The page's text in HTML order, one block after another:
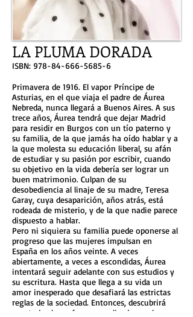
LA PLUMA DORADA
ISBN: 978-84-666-5685-6
Primavera de 1916. El vapor Príncipe de
Asturias, en el que viaja el padre de Áurea
Nebreda, nunca llegará a Buenos Aires. A sus
trece años, Áurea tendrá que dejar Madrid
para residir en Burgos con un tío paterno y
su familia, de la que jamás ha oído hablar y a
la que molesta su educación liberal, su afán
de estudiar y su pasión por escribir, cuando
su objetivo en la vida debería ser lograr un
buen matrimonio. Culpan de su
desobediencia al linaje de su madre, Teresa
Garay, cuya desaparición, años atrás, está
rodeada de misterio, y de la que nadie parece
dispuesto a hablar.
Pero ni siquiera su familia puede oponerse al
progreso que las mujeres impulsan en
España en los años veinte. A veces
abiertamente, a veces a escondidas, Áurea
intentará seguir adelante con sus estudios y
su escritura. Hasta que llega a su vida un
amor inesperado que desafiará las estrictas
reglas de la sociedad. Entonces, descubrirá
que todos los esfuerzos realizados no han